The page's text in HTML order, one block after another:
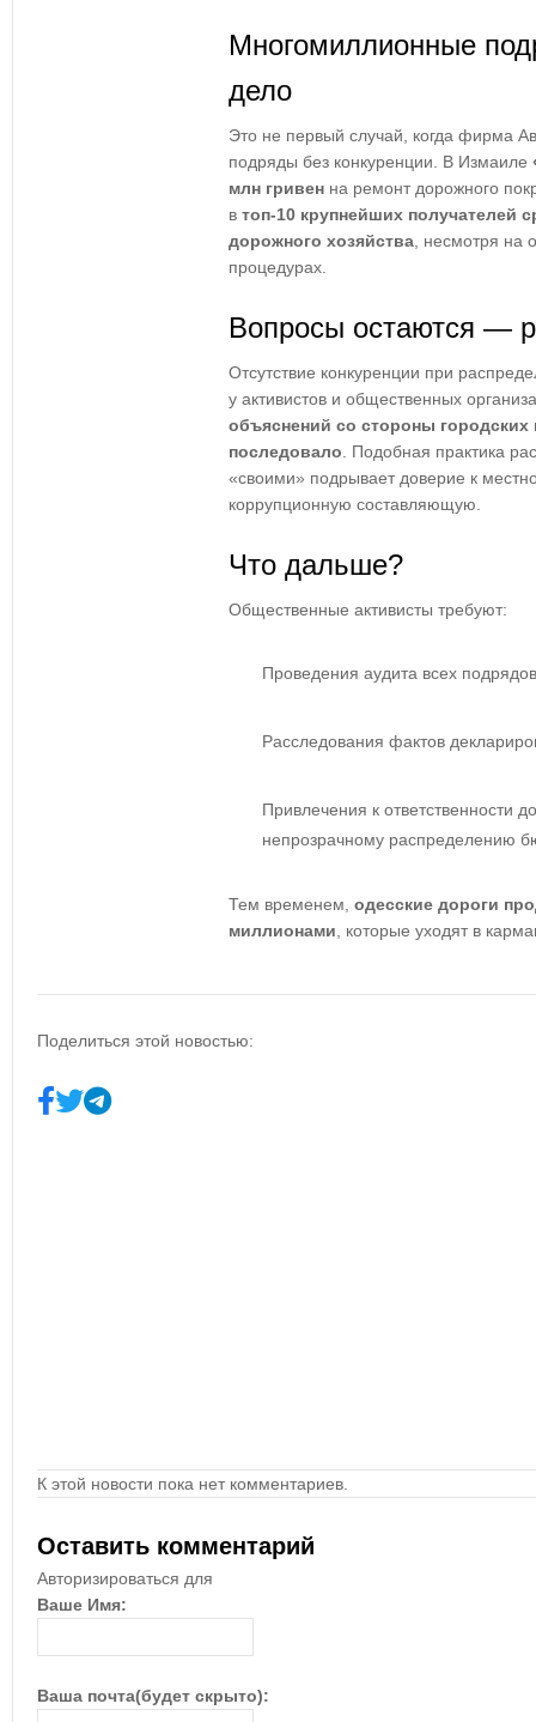
Многомиллионные
дело
Это не первый случай, когда фирма
подряды без конкуренции. В Измаиле
млн гривен на ремонт дорожного
в топ-10 крупнейших получателей
дорожного хозяйства , несмотря на
процедурах.
Вопросы остаются —
Отсутствие конкуренции при
у активистов и общественных
объяснений со стороны городских
последовало . Подобная практика
«своими» подрывает доверие к
коррупционную составляющую.
Что дальше?
Общественные активисты требуют:
Проведения аудита всех
Расследования фактов
Привлечения к ответственности
непрозрачному распределению
Тем временем, одесские дороги
миллионами , которые уходят в
Поделиться этой новостью:
К этой новости пока нет комментариев.
Оставить комментарий
Авторизироваться для
Ваше Имя:
Ваша почта(будет скрыто):